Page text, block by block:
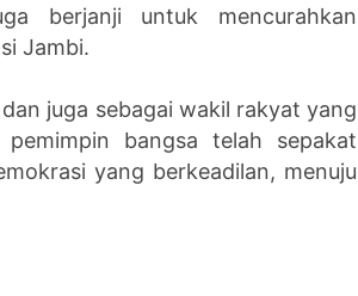
berjanji untuk mencurahkan
Jambi.
juga sebagai wakil rakyat yang
bangsa telah sepakat
yang berkeadilan, menuju